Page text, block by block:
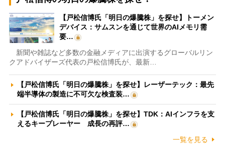
【戸松信博氏「明日の爆騰株」を探せ】トーメン
デバイス：サムスンを通じて世界のAIメモリ需
要…
新聞や雑誌など多数の金融メディアに出演するグローバルリン
クアドバイザーズ代表の戸松信博氏が、最新…
【戸松信博氏「明日の爆騰株」を探せ】レーザーテック：最先
端半導体の製造に不可欠な検査装…
【戸松信博氏「明日の爆騰株」を探せ】TDK：AIインフラを支
えるキープレーヤー 成長の再評…
一覧を見る